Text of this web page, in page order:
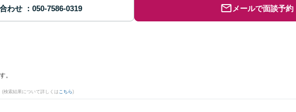
わせ メールで面談予約
。
(検索結果について詳しくは こちら)